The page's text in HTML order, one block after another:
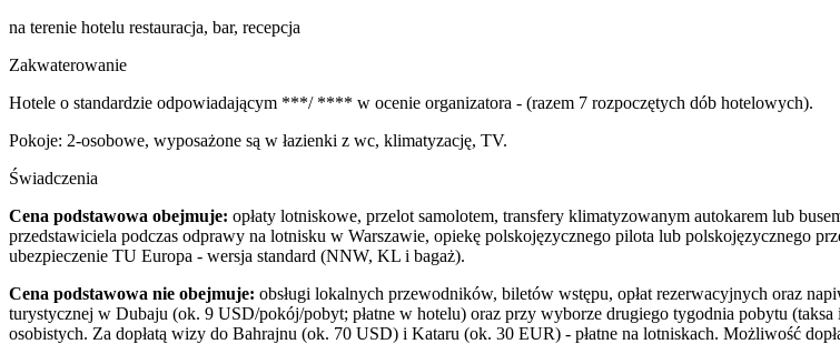
na terenie hotelu restauracja, bar, recepcja
Zakwaterowanie
Hotele o standardzie odpowiadającym ***/ **** w ocenie organizatora - (razem 7 rozpoczętych dób hotelowych).
Pokoje: 2-osobowe, wyposażone są w łazienki z wc, klimatyzację, TV.
Świadczenia
Cena podstawowa obejmuje: opłaty lotniskowe, przelot samolotem, transfery klimatyzowanym autokarem lub
przedstawiciela podczas odprawy na lotnisku w Warszawie, opiekę polskojęzycznego pilota lub polskojęzycznego
ubezpieczenie TU Europa - wersja standard (NNW, KL i bagaż).
Cena podstawowa nie obejmuje: obsługi lokalnych przewodników, biletów wstępu, opłat rezerwacyjnych oraz
turystycznej w Dubaju (ok. 9 USD/pokój/pobyt; płatne w hotelu) oraz przy wyborze drugiego tygodnia pobytu
osobistych. Za dopłatą wizy do Bahrajnu (ok. 70 USD) i Kataru (ok. 30 EUR) - płatne na lotniskach. Możliwość